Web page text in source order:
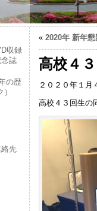
収録
誌
の歴
先
« 2020年 新年
高校４
２０２０年１月
高校４３回生の